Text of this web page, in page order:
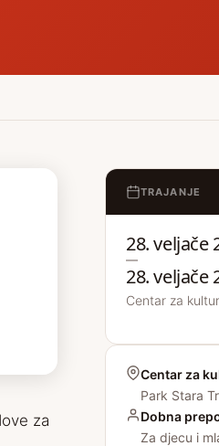
za
TRAJANJE
28. veljače
—
28. veljače
Centar za
Centar za
Park Stara
Dobna
Za djecu i